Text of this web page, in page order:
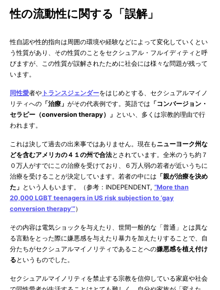
性の流動性に関する「誤解」
性自認や性的指向は周囲の環境や経験などによって変化していくとい
う性質があり、その性質のことをセクシュアル・フルイディティと呼
びますが、この性質が誤解されたために社会には様々な問題が残って
います。
同性愛者や トランスジェンダーをはじめとする、セクシュアルマイノ
リティへの 「治療」 がその代表例です。英語では 「コンバージョン・
セラピー（conversion therapy）」 といい、多くは宗教的理由で行
われます。
これは決して過去の出来事ではありません。現在もニューヨーク州な
どを含むアメリカの４１の州で合法とされています。全米のうち約７
０万人がすでにこの治療を受けており、６万人弱の若者が近いうちに
治療を受けることが決定しています。若者の中には 「親が治療を決め
た」 という人もいます。（参考：INDEPENDENT, “More than
20,000 LGBT teenagers in US risk subjection to ‘gay
conversion therapy’”）
その内容は電気ショックを与えたり、世間一般的な「普通」とは異な
る言動をとった際に嫌悪感を与えたり暴力を加えたりすることで、自
分たちがセクシュアルマイノリティであることへの嫌悪感を植え付け
るというものでした。
セクシュアルマイノリティを禁止する宗教を信仰している家庭や社会